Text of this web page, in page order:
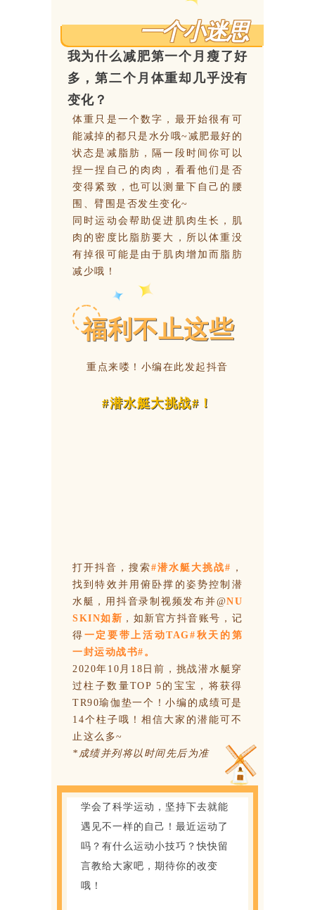
一个小迷思
我为什么减肥第一个月瘦了好
多，第二个月体重却几乎没有
变化？
体重只是一个数字，最开始很有可
能减掉的都只是水分哦~减肥最好的
状态是减脂肪，隔一段时间你可以
捏一捏自己的肉肉，看看他们是否
变得紧致，也可以测量下自己的腰
围、臂围是否发生变化~
同时运动会帮助促进肌肉生长，肌
肉的密度比脂肪要大，所以体重没
有掉很可能是由于肌肉增加而脂肪
减少哦！
福利不止这些
重点来喽！小编在此发起抖音
#潜水艇大挑战#！
打开抖音，搜索#潜水艇大挑战# ，
找到特效并用俯卧撑的姿势控制潜
水艇，用抖音录制视频发布并@NU
SKIN如新 ，如新官方抖音账号，记
得 一定要带上活动TAG#秋天的第
一封运动战书#。
2020年10月18日前，挑战潜水艇穿
过柱子数量TOP 5的宝宝，将获得
TR90瑜伽垫一个！小编的成绩可是
14个柱子哦！相信大家的潜能可不
止这么多~
*成绩并列将以时间先后为准
学会了科学运动，坚持下去就能
遇见不一样的自己！最近运动了
吗？有什么运动小技巧？快快留
言教给大家吧，期待你的改变
哦！